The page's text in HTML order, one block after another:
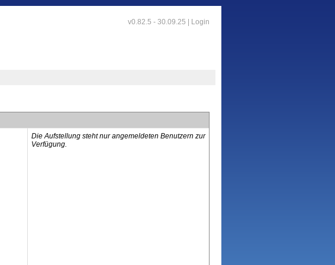
v0.82.5 - 30.09.25 | Login
Die Aufstellung steht nur angemeldeten Benutzern zur
Verfügung.